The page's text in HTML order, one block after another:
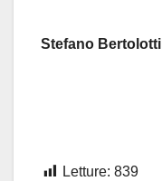
Stefano Bertolotti
Letture: 839